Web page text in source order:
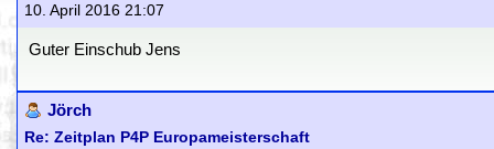
10. April 2016 21:07
Guter Einschub Jens
Jörch
Re: Zeitplan P4P Europameisterschaft